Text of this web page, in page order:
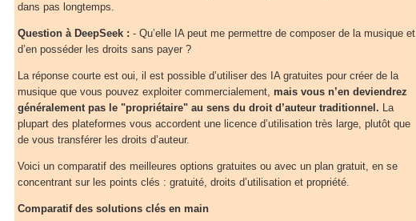
dans pas longtemps.
Question à DeepSeek : - Qu’elle IA peut me permettre de composer de la musique et
d’en posséder les droits sans payer ?
La réponse courte est oui, il est possible d’utiliser des IA gratuites pour créer de la
musique que vous pouvez exploiter commercialement, mais vous n’en deviendrez
généralement pas le "propriétaire" au sens du droit d’auteur traditionnel. La
plupart des plateformes vous accordent une licence d’utilisation très large, plutôt que
de vous transférer les droits d’auteur.
Voici un comparatif des meilleures options gratuites ou avec un plan gratuit, en se
concentrant sur les points clés : gratuité, droits d’utilisation et propriété.
Comparatif des solutions clés en main